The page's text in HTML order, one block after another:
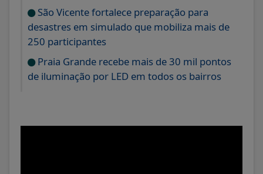
São Vicente fortalece preparação para
desastres em simulado que mobiliza mais de
250 participantes
Praia Grande recebe mais de 30 mil pontos
de iluminação por LED em todos os bairros